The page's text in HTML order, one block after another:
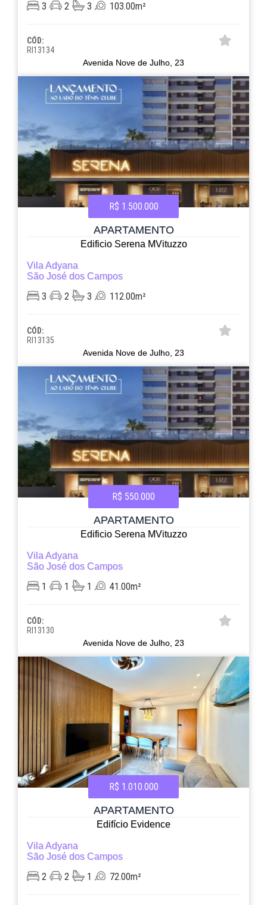
3 2 3 103.00m²
CÓD:
RI13134
Avenida Nove de Julho, 23
R$ 1.500.000
APARTAMENTO
Edificio Serena MVituzzo
Vila Adyana
São José dos Campos
3 2 3 112.00m²
CÓD:
RI13135
Avenida Nove de Julho, 23
R$ 550.000
APARTAMENTO
Edificio Serena MVituzzo
Vila Adyana
São José dos Campos
1 1 1 41.00m²
CÓD:
RI13130
Avenida Nove de Julho, 23
R$ 1.010.000
APARTAMENTO
Edifício Evidence
Vila Adyana
São José dos Campos
2 2 1 72.00m²